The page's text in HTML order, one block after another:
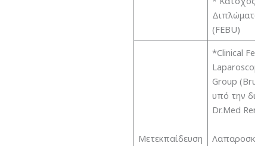
Διπλώματος
(FEBU)
Μετεκπαίδευση
*Clinical
Group
υπό την
Dr.Med